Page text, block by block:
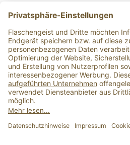
Newsletter abonnieren
Flaschengeist Bonn
Alle Preise inkl. gesetzl.
Versandkosten